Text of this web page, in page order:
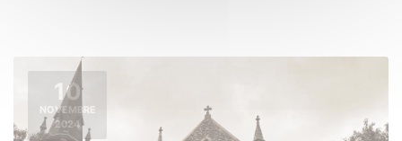
10
NOVEMBRE
2024